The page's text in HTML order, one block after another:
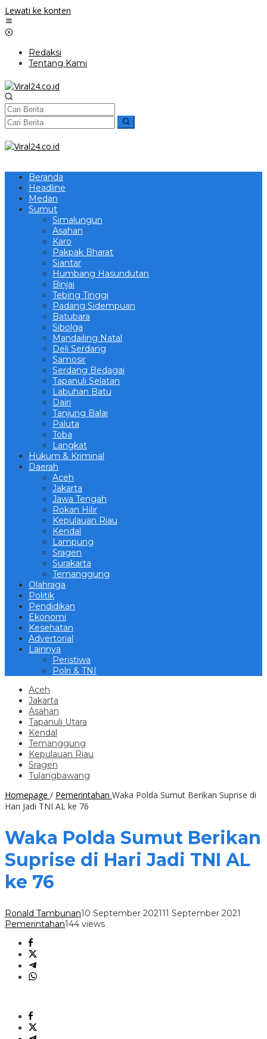
Lewati ke konten
Redaksi
Tentang Kami
Beranda
Headline
Medan
Sumut
Simalungun
Asahan
Karo
Pakpak Bharat
Siantar
Humbang Hasundutan
Binjai
Tebing Tinggi
Padang Sidempuan
Batubara
Sibolga
Mandailing Natal
Deli Serdang
Samosir
Serdang Bedagai
Tapanuli Selatan
Labuhan Batu
Dairi
Tanjung Balai
Paluta
Toba
Langkat
Hukum & Kriminal
Daerah
Aceh
Jakarta
Jawa Tengah
Rokan Hilir
Kepulauan Riau
Kendal
Lampung
Sragen
Surakarta
Temanggung
Olahraga
Politik
Pendidikan
Ekonomi
Kesehatan
Advertorial
Lainnya
Peristiwa
Polri & TNI
Aceh
Jakarta
Asahan
Tapanuli Utara
Kendal
Temanggung
Kepulauan Riau
Sragen
Tulangbawang
Homepage / Pemerintahan Waka Polda Sumut Berikan Suprise di
Hari Jadi TNI AL ke 76
Waka Polda Sumut Berikan
Suprise di Hari Jadi TNI AL
ke 76
Ronald Tambunan10 September 202111 September 2021
Pemerintahan144 views